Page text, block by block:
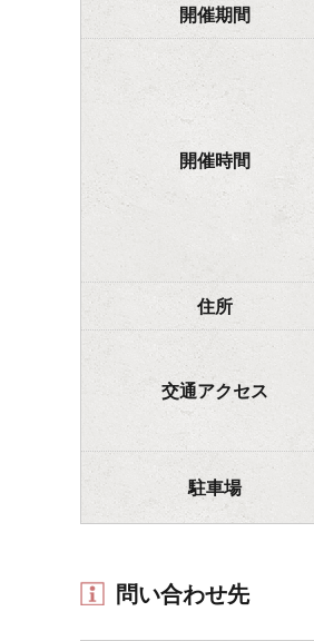
開催期間
開催時間
住所
交通アクセス
駐車場
問い合わせ先